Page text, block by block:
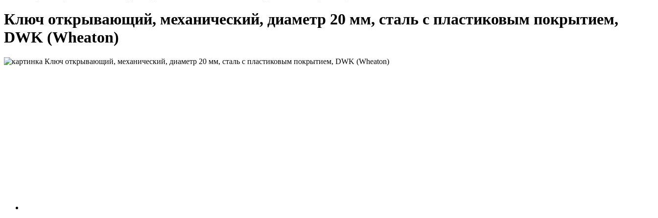
Ключ открывающий, механический, диаметр 20 мм, сталь с пластиковым покрытием,
DWK (Wheaton)